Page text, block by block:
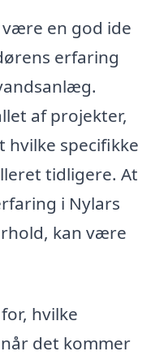
en god ide
erfaring
af projekter,
hvilke specifikke
tidligere. At
i Nylars
kan være
hvilke
det kommer